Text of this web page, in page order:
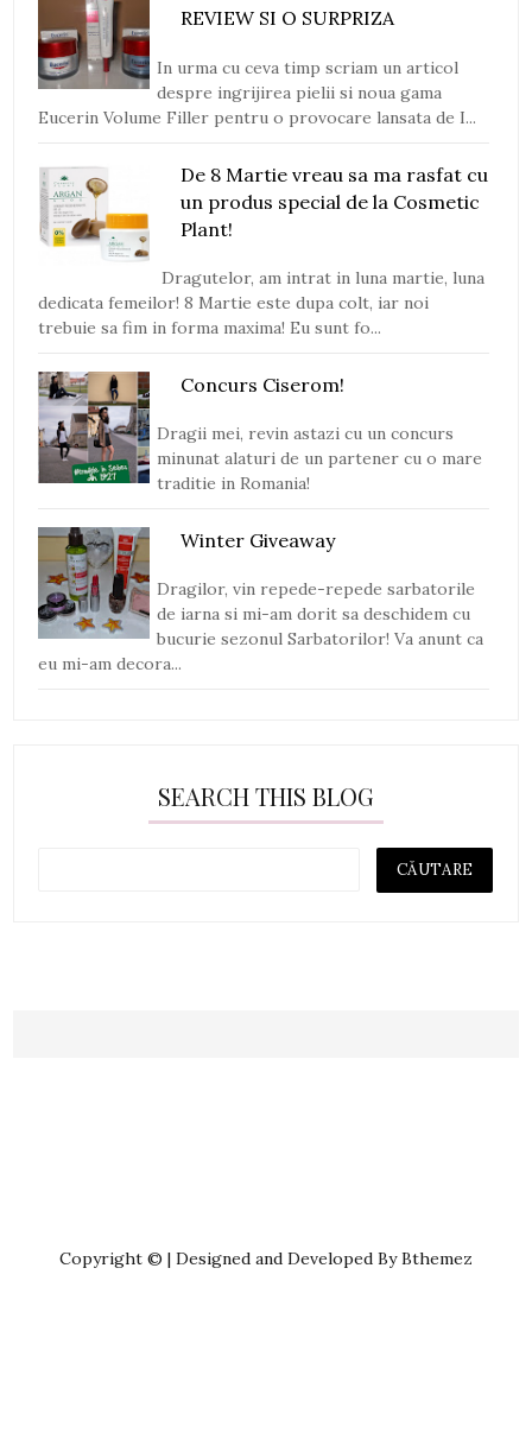
REVIEW SI O SURPRIZA
In urma cu ceva timp scriam un articol
despre ingrijirea pielii si noua gama
Eucerin Volume Filler pentru o provocare lansata de I...
De 8 Martie vreau sa ma rasfat cu
un produs special de la Cosmetic
Plant!
Dragutelor, am intrat in luna martie, luna
dedicata femeilor! 8 Martie este dupa colt, iar noi
trebuie sa fim in forma maxima! Eu sunt fo...
Concurs Ciserom!
Dragii mei, revin astazi cu un concurs
minunat alaturi de un partener cu o mare
traditie in Romania!
Winter Giveaway
Dragilor, vin repede-repede sarbatorile
de iarna si mi-am dorit sa deschidem cu
bucurie sezonul Sarbatorilor! Va anunt ca
eu mi-am decora...
SEARCH THIS BLOG
Copyright © | Designed and Developed By Bthemez